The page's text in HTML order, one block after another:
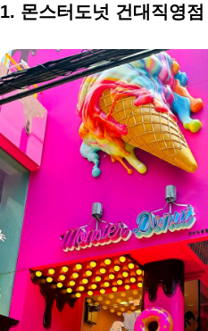
1. 몬스터도넛 건대직영점